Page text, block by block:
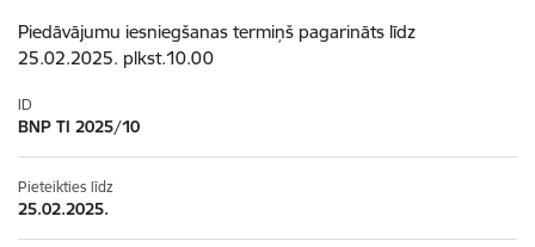
Piedāvājumu iesniegšanas termiņš pagarināts līdz
25.02.2025. plkst.10.00
ID
BNP TI 2025/10
Pieteikties līdz
25.02.2025.